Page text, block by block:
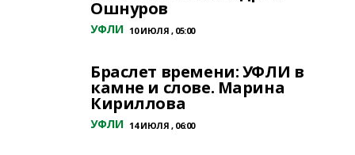
Ошнуров
УФЛИ 10 ИЮЛЯ , 05:00
Браслет времени: УФЛИ в
камне и слове. Марина
Кириллова
УФЛИ 14 ИЮЛЯ , 06:00